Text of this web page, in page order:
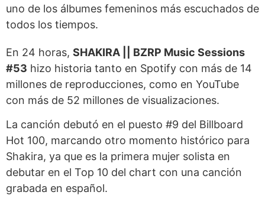
uno de los álbumes femeninos más escuchados de
todos los tiempos.
En 24 horas, SHAKIRA || BZRP Music Sessions
#53 hizo historia tanto en Spotify con más de 14
millones de reproducciones, como en YouTube
con más de 52 millones de visualizaciones.
La canción debutó en el puesto #9 del Billboard
Hot 100, marcando otro momento histórico para
Shakira, ya que es la primera mujer solista en
debutar en el Top 10 del chart con una canción
grabada en español.